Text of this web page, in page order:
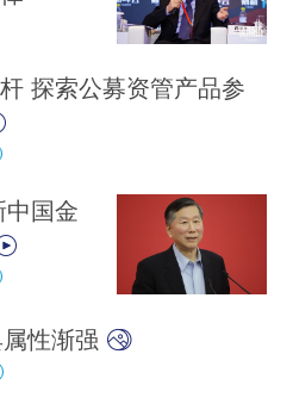
探索公募资管产品参
国金
性渐强